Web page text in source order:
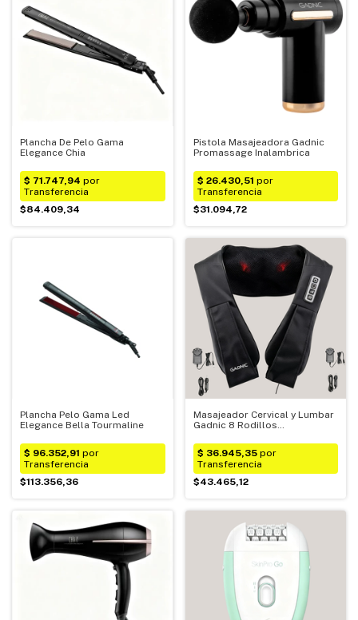
Plancha De Pelo Gama
Elegance Chia
$84.409,34
Pistola Masajeadora Gadnic
Promassage Inalambrica
$31.094,72
Plancha Pelo Gama Led
Elegance Bella Tourmaline
$113.356,36
Masajeador Cervical y Lumbar
Gadnic 8 Rodillos
$43.465,12